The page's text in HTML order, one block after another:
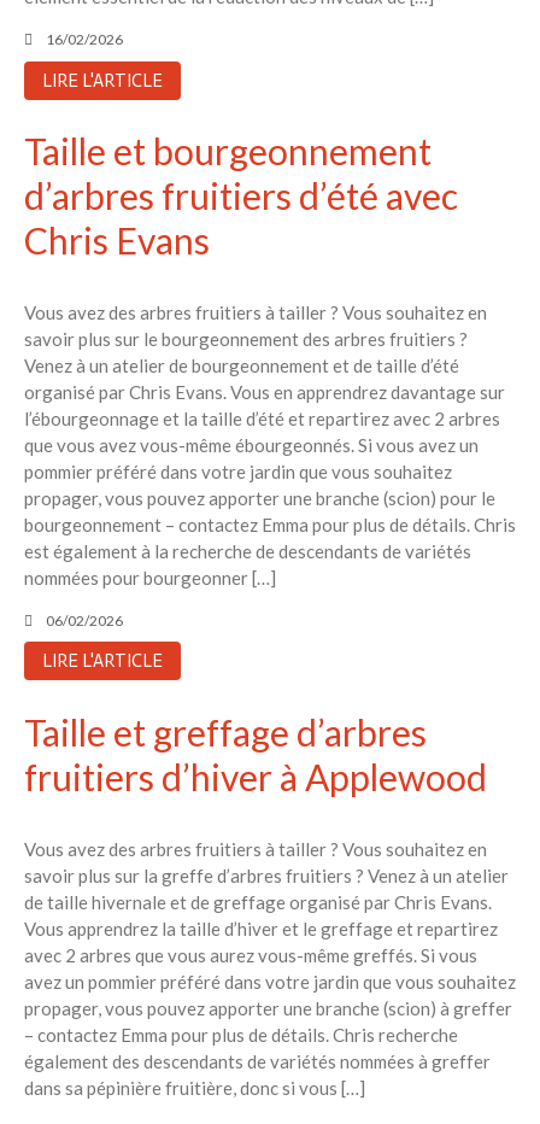
16/02/2026
LIRE L'ARTICLE
Taille et bourgeonnement
d’arbres fruitiers d’été avec
Chris Evans
Vous avez des arbres fruitiers à tailler ? Vous souhaitez en
savoir plus sur le bourgeonnement des arbres fruitiers ?
Venez à un atelier de bourgeonnement et de taille d’été
organisé par Chris Evans. Vous en apprendrez davantage sur
l’ébourgeonnage et la taille d’été et repartirez avec 2 arbres
que vous avez vous-même ébourgeonnés. Si vous avez un
pommier préféré dans votre jardin que vous souhaitez
propager, vous pouvez apporter une branche (scion) pour le
bourgeonnement – ​​contactez Emma pour plus de détails. Chris
est également à la recherche de descendants de variétés
nommées pour bourgeonner […]
06/02/2026
LIRE L'ARTICLE
Taille et greffage d’arbres
fruitiers d’hiver à Applewood
Vous avez des arbres fruitiers à tailler ? Vous souhaitez en
savoir plus sur la greffe d’arbres fruitiers ? Venez à un atelier
de taille hivernale et de greffage organisé par Chris Evans.
Vous apprendrez la taille d’hiver et le greffage et repartirez
avec 2 arbres que vous aurez vous-même greffés. Si vous
avez un pommier préféré dans votre jardin que vous souhaitez
propager, vous pouvez apporter une branche (scion) à greffer
– contactez Emma pour plus de détails. Chris recherche
également des descendants de variétés nommées à greffer
dans sa pépinière fruitière, donc si vous […]